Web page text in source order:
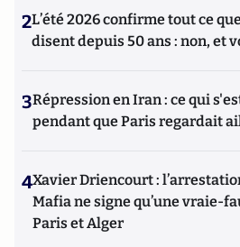
2L’été 2026 confirme tout ce
disent depuis 50 ans : non, et
3Répression en Iran : ce qui
pendant que Paris regardait
4Xavier Driencourt :
Mafia ne signe qu’une vraie-
Paris et Alger